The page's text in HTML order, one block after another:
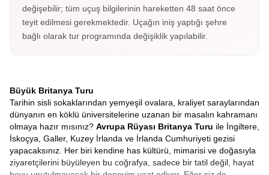
değişebilir; tüm uçuş bilgilerinin hareketten 48 saat önce
teyit edilmesi gerekmektedir. Uçağın iniş yaptığı şehre
bağlı olarak tur programında değişiklik yapılabilir.
Büyük Britanya Turu
Tarihin sisli sokaklarından yemyeşil ovalara, kraliyet saraylarından
dünyanın en köklü üniversitelerine uzanan bir masalın kahramanı
olmaya hazır mısınız? Avrupa Rüyası Britanya Turu ile İngiltere,
İskoçya, Galler, Kuzey İrlanda ve İrlanda Cumhuriyeti gezisi
yapacaksınız. Her biri kendine has kültürü, mimarisi ve doğasıyla
ziyaretçilerini büyüleyen bu coğrafya, sadece bir tatil değil, hayat